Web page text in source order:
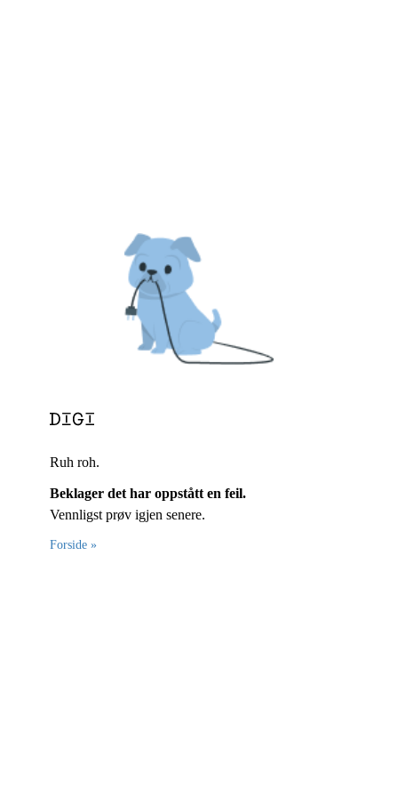
Ruh roh.
Beklager det har oppstått en feil.
Vennligst prøv igjen senere.
Forside »